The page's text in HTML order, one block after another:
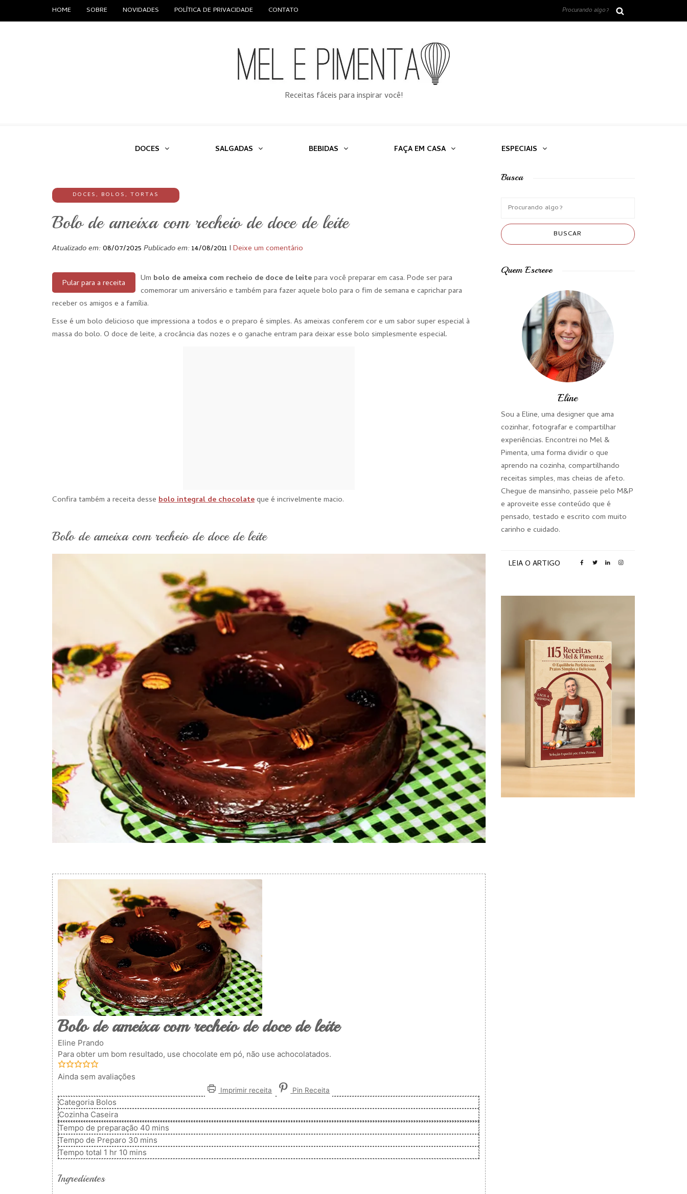
HOME SOBRE NOVIDADES POLÍTICA DE PRIVACIDADE CONTATO
Receitas fáceis para inspirar você!
DOCES SALGADAS BEBIDAS FAÇA EM CASA ESPECIAIS
DOCES, BOLOS, TORTAS
Bolo de ameixa com recheio de doce de leite
Atualizado em:08/07/2025 Publicado em:14/08/2011 I Deixe um comentário
Pular para a receita Um bolo de ameixa com recheio de doce de leitepara você preparar em casa. Pode ser para
comemorar um aniversário e também para fazer aquele bolo para o fim de semana e caprichar para
receber os amigos e a família.
Esse é um bolo delicioso que impressiona a todos e o preparo é simples. As ameixas conferem cor e um sabor super especial à
massa do bolo. O doce de leite, a crocância das nozes e o ganache entram para deixar esse bolo simplesmente especial.
Confira também a receita desse bolo integral de chocolateque é incrivelmente macio.
Bolo de ameixa com recheio de doce de leite
Bolo de ameixa com recheio de doce de leite
Eline Prando
Para obter um bom resultado, use chocolate em pó, não use achocolatados.
Ainda sem avaliações
Imprimir receita Pin Receita
Categoria Bolos
Cozinha Caseira
Tempo de preparação 40minutos
mins
Tempo de Preparo 30minutos
mins
Tempo total 1 hora
hr 10minutos
mins
Ingredientes
Busca
Quem Escreve
Eline
Sou a Eline, uma designer que ama
cozinhar, fotografar e compartilhar
experiências. Encontrei no Mel &
Pimenta, uma forma dividir o que
aprendo na cozinha, compartilhando
receitas simples, mas cheias de afeto.
Chegue de mansinho, passeie pelo M&P
e aproveite esse conteúdo que é
pensado, testado e escrito com muito
carinho e cuidado.
LEIA O ARTIGO